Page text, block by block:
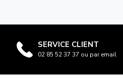
SERVICE CLIENT
02 85 52 37 37 ou par email